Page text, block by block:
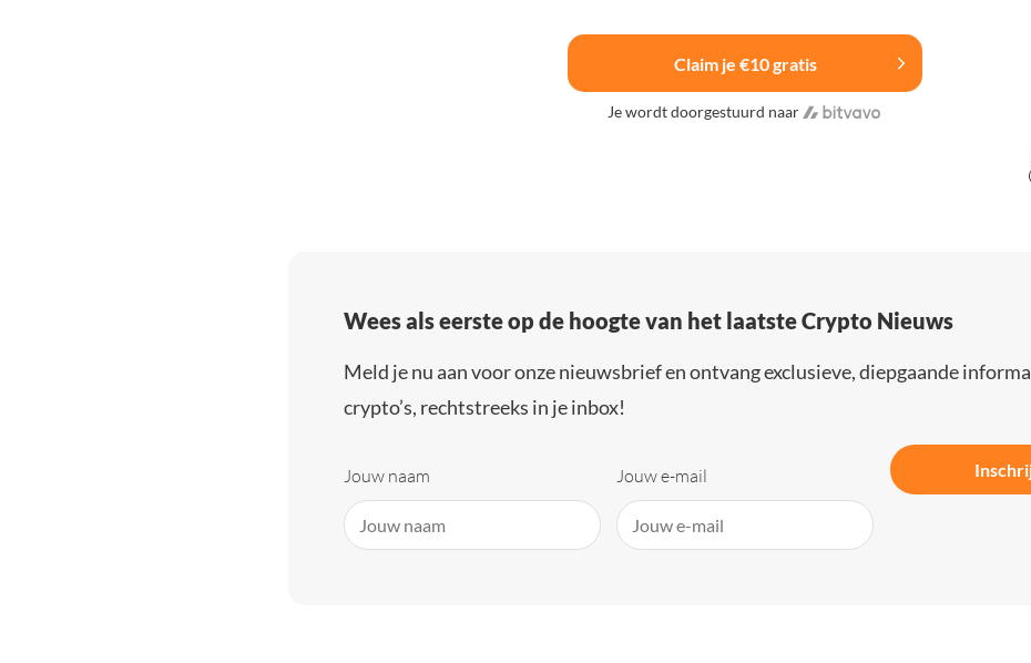
Claim je €10 gratis
Je wordt doorgestuurd naar
Wees als eerste op de hoogte van het laatste Crypto Nieuws
Meld je nu aan voor onze nieuwsbrief en ontvang exclusieve, diepgaande
crypto’s, rechtstreeks in je inbox!
Jouw naam Jouw e-mail